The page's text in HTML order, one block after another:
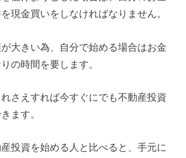
現金買いをしなければなりません。
大きい為、自分で始める場合はお金
の時間を要します。
さえすれば今すぐにでも不動産投資
ます。
投資を始める人と比べると、手元に